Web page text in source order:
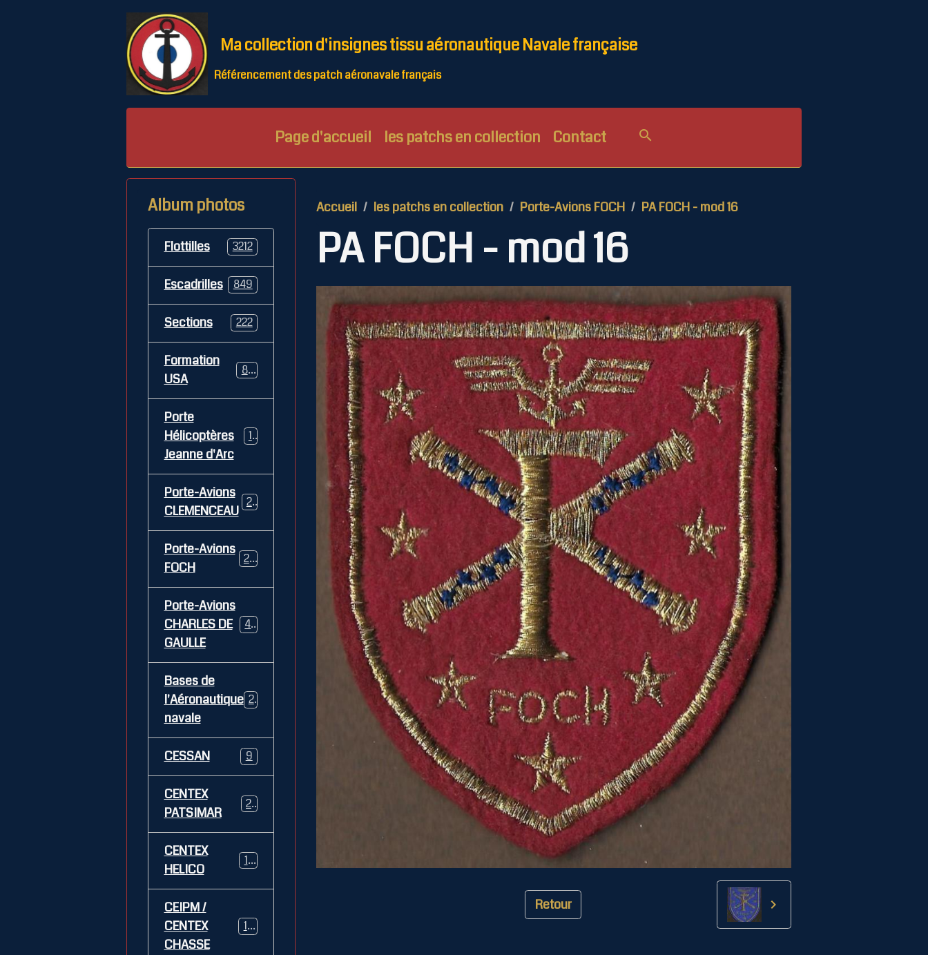
Ma collection d'insignes tissu aéronautique Navale française
Référencement des patch aéronavale français
Page d'accueil les patchs en collection Contact
Accueil les patchs en collection Porte-Avions FOCH PA FOCH - mod 16
PA FOCH - mod 16
Retour
Album photos
Flottilles 3212
Escadrilles 849
Sections 222
Formation
USA
84
Porte
Hélicoptères
Jeanne d'Arc
12
Porte-Avions
CLEMENCEAU
26
Porte-Avions
FOCH
29
Porte-Avions
CHARLES DE
GAULLE
469
Bases de
l'Aéronautique
navale
269
CESSAN 9
CENTEX
PATSIMAR
21
CENTEX
HELICO
14
CEIPM /
CENTEX
CHASSE
108